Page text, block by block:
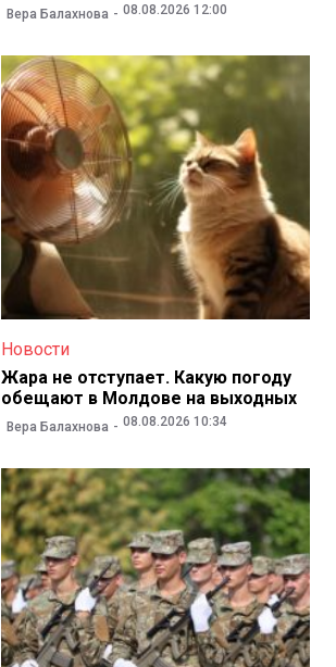
Вера Балахнова 08.08.2026 12:00
Новости
Жара не отступает. Какую погоду
обещают в Молдове на выходных
Вера Балахнова 08.08.2026 10:34